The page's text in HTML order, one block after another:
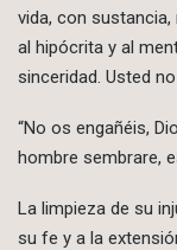
vida, con
al hipócrita y al
sinceridad. Usted
“No os engañéis,
hombre sembrare,
La limpieza de su
su fe y a la